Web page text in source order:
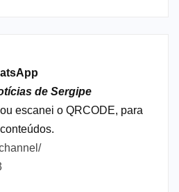
de Sergipe
escanei o QRCODE, para